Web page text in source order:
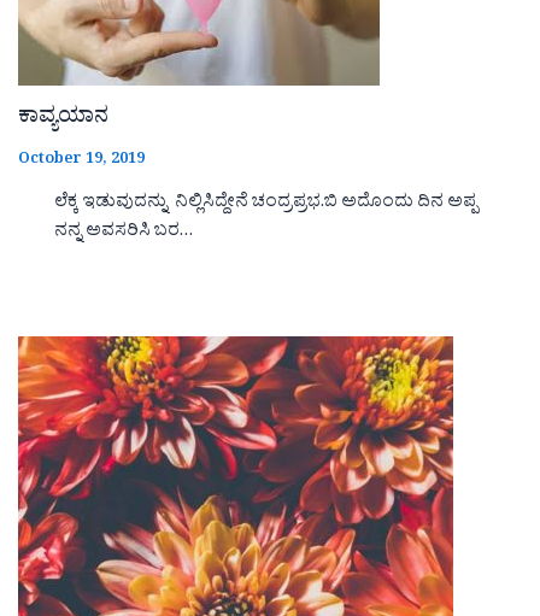
ಕಾವ್ಯಯಾನ
October 19, 2019
ಲೆಕ್ಕ ಇಡುವುದನ್ನು ನಿಲ್ಲಿಸಿದ್ದೇನೆ ಚಂದ್ರಪ್ರಭ.ಬಿ ಅದೊಂದು ದಿನ ಅಪ್ಪ
ನನ್ನ ಅವಸರಿಸಿ ಬರ…